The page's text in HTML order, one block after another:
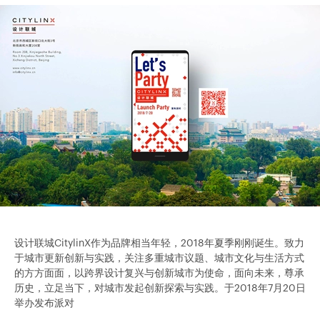
设计联城CitylinX作为品牌相当年轻，2018年夏季刚刚诞生。致力
于城市更新创新与实践，关注多重城市议题、城市文化与生活方式
的方方面面，以跨界设计复兴与创新城市为使命，面向未来，尊承
历史，立足当下，对城市发起创新探索与实践。于2018年7月20日
举办发布派对